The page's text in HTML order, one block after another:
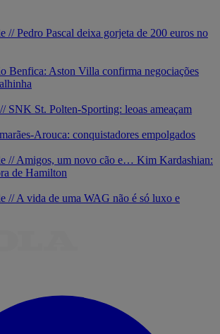
//Pedro Pascal deixa gorjeta de 200 euros no
Benfica: Aston Villa confirma negociações
SNK St. Polten-Sporting: leoas ameaçam
Arouca: conquistadores empolgados
//Amigos, um novo cão e… Kim Kardashian:
de Hamilton
//A vida de uma WAG não é só luxo e